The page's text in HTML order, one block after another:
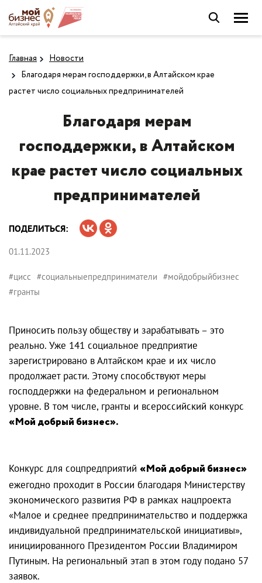
Главная
Новости
Благодаря мерам господдержки, в Алтайском крае
растет число социальных предпринимателей
Благодаря мерам
господдержки, в Алтайском
крае растет число социальных
предпринимателей
ПОДЕЛИТЬСЯ:
01.11.2023
#цисс #социальныепредприниматели #мойдобрыйбизнес
#гранты
Приносить пользу обществу и зарабатывать – это
реально. Уже 141 социальное предприятие
зарегистрировано в Алтайском крае и их число
продолжает расти. Этому способствуют меры
господдержки на федеральном и региональном
уровне. В том числе, гранты и всероссийский конкурс
«Мой добрый бизнес».
Конкурс для соцпредприятий «Мой добрый бизнес»
ежегодно проходит в России благодаря Министерству
экономического развития РФ в рамках нацпроекта
«Малое и среднее предпринимательство и поддержка
индивидуальной предпринимательской инициативы»,
инициированного Президентом России Владимиром
Путиным. На региональный этап в этом году подано 57
заявок.